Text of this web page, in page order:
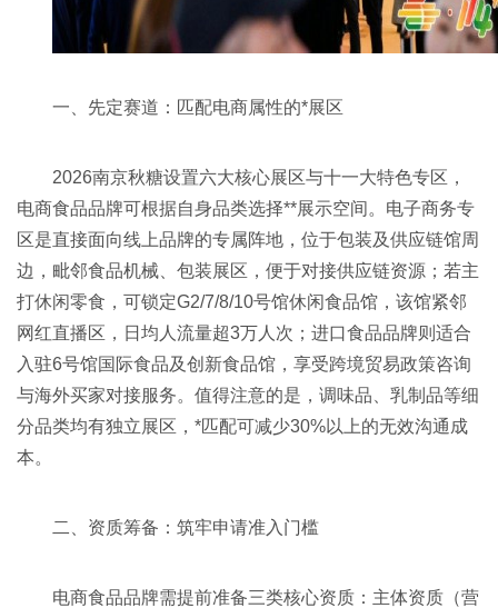
一、先定赛道：匹配电商属性的*展区
2026南京秋糖设置六大核心展区与十一大特色专区，
电商食品品牌可根据自身品类选择**展示空间。电子商务专
区是直接面向线上品牌的专属阵地，位于包装及供应链馆周
边，毗邻食品机械、包装展区，便于对接供应链资源；若主
打休闲零食，可锁定G2/7/8/10号馆休闲食品馆，该馆紧邻
网红直播区，日均人流量超3万人次；进口食品品牌则适合
入驻6号馆国际食品及创新食品馆，享受跨境贸易政策咨询
与海外买家对接服务。值得注意的是，调味品、乳制品等细
分品类均有独立展区，*匹配可减少30%以上的无效沟通成
本。
二、资质筹备：筑牢申请准入门槛
电商食品品牌需提前准备三类核心资质：主体资质（营